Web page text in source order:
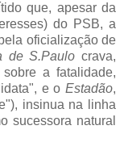
que, apesar da
do PSB, a
oficialização de
de S.Paulo crava,
a fatalidade,
e o Estadão,
insinua na linha
sucessora natural